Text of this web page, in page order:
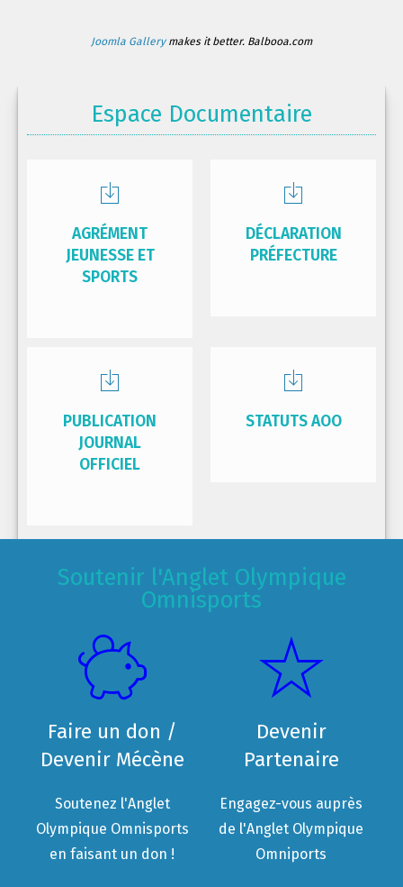
Joomla Gallerymakes it better. Balbooa.com
Espace Documentaire
AGRÉMENT
JEUNESSE ET
SPORTS
DÉCLARATION
PRÉFECTURE
PUBLICATION
JOURNAL
OFFICIEL
STATUTS AOO
Soutenir l'Anglet Olympique
Omnisports
Faire un don /
Devenir Mécène
Soutenez l'Anglet
Olympique Omnisports
en faisant un don !
Devenir
Partenaire
Engagez-vous auprès
de l'Anglet Olympique
Omniports